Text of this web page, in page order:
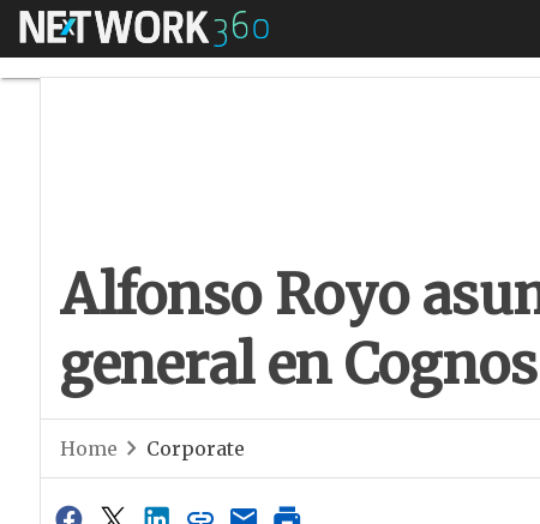
Menú
Alfonso Royo
general en Cognos
Home Corporate